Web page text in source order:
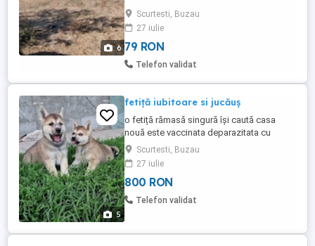
6
linistita Curent electric Apa de la retea
Gaze naturale in curs de bransare Strada
Fundatura Viilor, Scurtesti, ...
Scurtesti, Buzau
27 iulie
79 RON
Telefon validat
5
fetiță iubitoare si jucăuș
o fetiță rămasă singură își caută casa
nouă este vaccinata deparazitata cu
carnet de sanatate
Scurtesti, Buzau
27 iulie
800 RON
Telefon validat